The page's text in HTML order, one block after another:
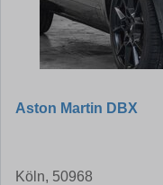
Aston Martin DBX
Köln, 50968